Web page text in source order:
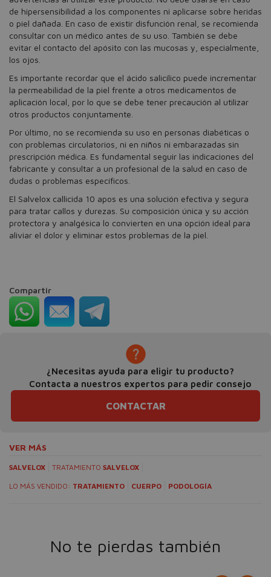
de hipersensibilidad a los componentes ni aplicarse sobre heridas
o piel dañada. En caso de existir disfunción renal, se recomienda
consultar con un médico antes de su uso. También se debe
evitar el contacto del apósito con las mucosas y, especialmente,
los ojos.
Es importante recordar que el ácido salicílico puede incrementar
la permeabilidad de la piel frente a otros medicamentos de
aplicación local, por lo que se debe tener precaución al utilizar
otros productos conjuntamente.
Por último, no se recomienda su uso en personas diabéticas o
con problemas circulatorios, ni en niños ni embarazadas sin
prescripción médica. Es fundamental seguir las indicaciones del
fabricante y consultar a un profesional de la salud en caso de
dudas o problemas específicos.
El Salvelox callicida 10 apos es una solución efectiva y segura
para tratar callos y durezas. Su composición única y su acción
protectora y analgésica lo convierten en una opción ideal para
aliviar el dolor y eliminar estos problemas de la piel.
Compartir
¿Necesitas ayuda para eligir tu producto?
Contacta a nuestros expertos para pedir consejo
CONTACTAR
VER MÁS
SALVELOX TRATAMIENTO SALVELOX
LO MÁS VENDIDO: TRATAMIENTO CUERPO PODOLOGÍA
No te pierdas también